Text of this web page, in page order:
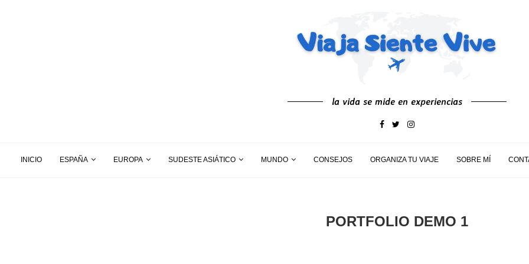
la vida se mide en experiencias
INICIO ESPAÑA EUROPA SUDESTE ASIÁTICO MUNDO CONSEJOS ORGANIZA TU VIAJE SOBRE MÍ
PORTFOLIO DEMO 1